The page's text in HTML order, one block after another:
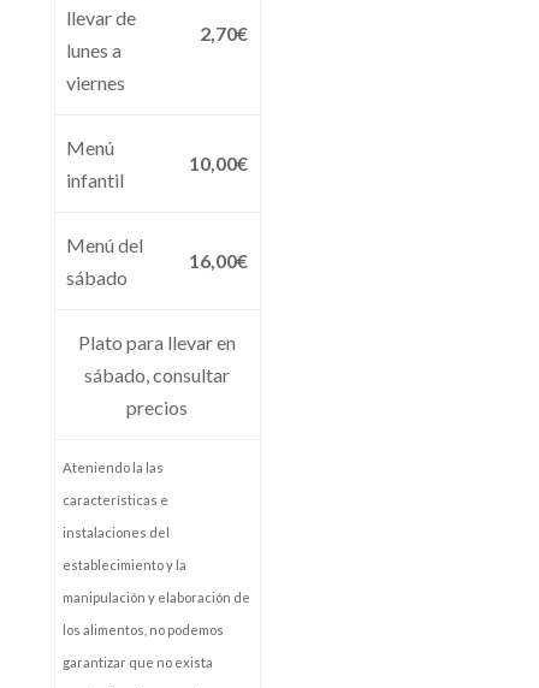
llevar de
lunes a
viernes
2,70€
Menú
infantil
10,00€
Menú del
sábado
16,00€
Plato para llevar en
sábado, consultar
precios
Ateniendo la las
características e
instalaciones del
establecimiento y la
manipulación y elaboración de
los alimentos, no podemos
garantizar que no exista